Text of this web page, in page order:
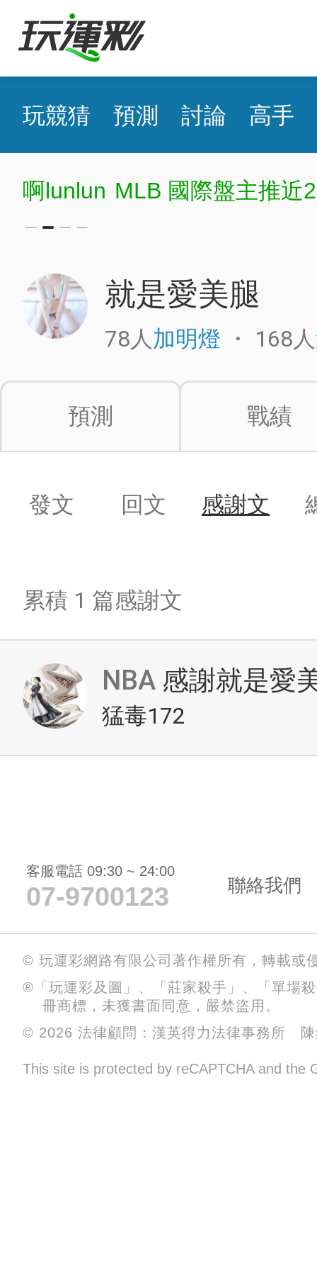
玩競猜 預測 討論 高手
啊lunlun MLB 國際盤主推近
就是愛美腿
78人加明燈 ・ 168人
預測 戰績
發文 回文 感謝文
累積 1 篇感謝文
NBA 感謝就是愛
猛毒172
客服電話 09:30 ~ 24:00
07-9700123 聯絡我們
© 玩運彩網路有限公司著作權所有，轉載或
®「玩運彩及圖」、「莊家殺手」、「單場
冊商標，未獲書面同意，嚴禁盜用。
© 2026 法律顧問：漢英得力法律事務所 陳
This site is protected by reCAPTCHA and the